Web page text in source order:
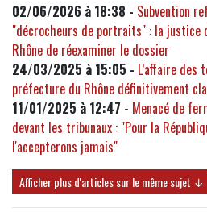
02/06/2026 à 18:38 - Subvention
"décrocheurs de portraits" : la justice
Rhône de réexaminer le dossier
24/03/2025 à 15:05 - L’affaire des
préfecture du Rhône définitivement
11/01/2025 à 12:47 - Menacé de
devant les tribunaux : "Pour la
l'accepterons jamais"
Afficher plus d'articles sur le même sujet ↓